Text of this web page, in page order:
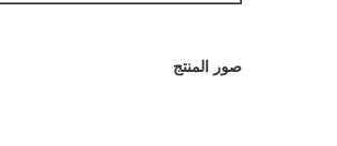
صور المنتج